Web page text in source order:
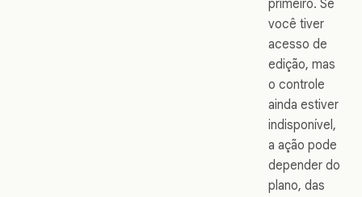
primeiro. Se
você tiver
acesso de
edição, mas
o controle
ainda estiver
indisponível,
a ação pode
depender do
plano, das